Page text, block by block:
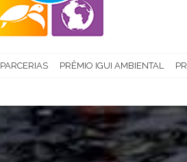
PARCERIAS PRÊMIO IGUI AMBIENTAL